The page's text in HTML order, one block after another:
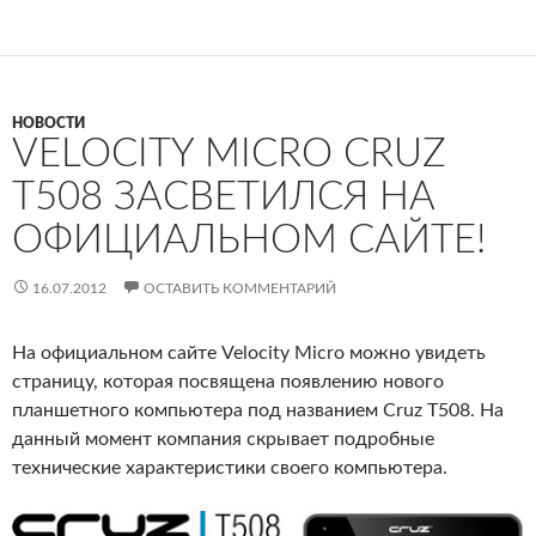
НОВОСТИ
VELOCITY MICRO CRUZ
T508 ЗАСВЕТИЛСЯ НА
ОФИЦИАЛЬНОМ САЙТЕ!
16.07.2012 ОСТАВИТЬ КОММЕНТАРИЙ
На официальном сайте Velocity Micro можно увидеть
страницу, которая посвящена появлению нового
планшетного компьютера под названием Cruz T508. На
данный момент компания скрывает подробные
технические характеристики своего компьютера.